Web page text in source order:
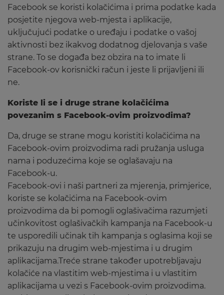
Facebook se koristi kolačićima i prima podatke kada
posjetite njegova web-mjesta i aplikacije,
uključujući podatke o uređaju i podatke o vašoj
aktivnosti bez ikakvog dodatnog djelovanja s vaše
strane. To se događa bez obzira na to imate li
Facebook-ov korisnički račun i jeste li prijavljeni ili
ne.
Koriste li se i druge strane kolačićima
povezanim s Facebook-ovim proizvodima?
Da, druge se strane mogu koristiti kolačićima na
Facebook-ovim proizvodima radi pružanja usluga
nama i poduzećima koje se oglašavaju na
Facebook-u.
Facebook-ovi i naši partneri za mjerenja, primjerice,
koriste se kolačićima na Facebook-ovim
proizvodima da bi pomogli oglašivačima razumjeti
učinkovitost oglašivačkih kampanja na Facebook-u
te usporedili učinak tih kampanja s oglasima koji se
prikazuju na drugim web-mjestima i u drugim
aplikacijama.Treće strane također upotrebljavaju
kolačiće na vlastitim web-mjestima i u vlastitim
aplikacijama u vezi s Facebook-ovim proizvodima.